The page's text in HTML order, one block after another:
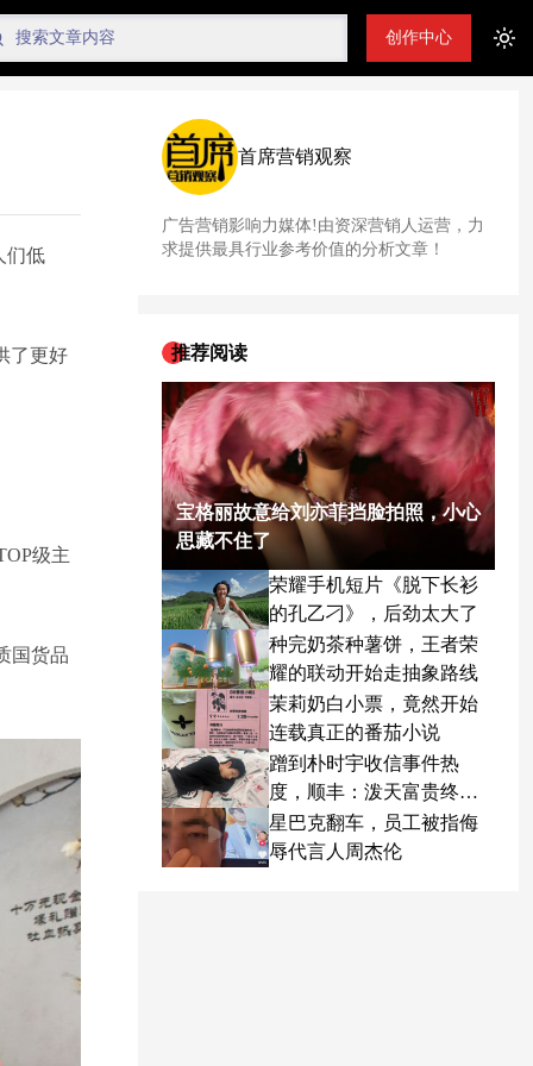
创作中心
们低
了更好
级主
国货品
首席营销观察
广告营销影响力媒体!由资深营销人运营，力
求提供最具行业参考价值的分析文章！
推荐阅读
宝格丽故意给刘亦菲挡脸拍照，小心
思藏不住了
荣耀手机短片《脱下长衫
的孔乙刁》，后劲太大了
种完奶茶种薯饼，王者荣
耀的联动开始走抽象路线
茉莉奶白小票，竟然开始
连载真正的番茄小说
蹭到朴时宇收信事件热
度，顺丰：泼天富贵终于
轮到我了
星巴克翻车，员工被指侮
辱代言人周杰伦